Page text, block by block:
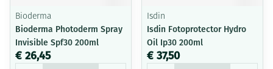
Bioderma
Bioderma Photoderm Spray
Invisible Spf30 200ml
€ 26,45
Isdin
Isdin Fotoprotector Hydro
Oil Ip30 200ml
€ 37,50